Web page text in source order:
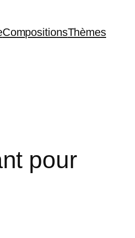
CompositionsThèmes
pour